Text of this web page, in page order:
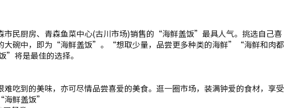
市民厨房、青森鱼菜中心(古川市场)销售的“海鲜盖饭”最具人气。挑选自己喜
大碗中，即为“海鲜盖饭”。“想取少量，品尝更多种类的海鲜”“海鲜和肉都
将是最佳的选择。
难吃到的美味，亦可尽情品尝喜爱的美食。逛一圈市场，装满钟爱的食材，享受
鲜盖饭”